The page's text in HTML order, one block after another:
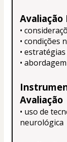
•
• condições
•
•
Avaliação
• uso de
neurológica